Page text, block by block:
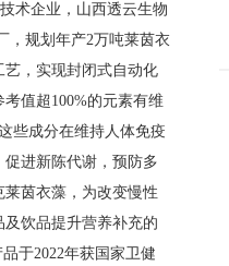
术企业，山西透云生物
，规划年产2万吨莱茵衣
艺，实现封闭式自动化
值超100%的元素有维
些成分在维持人体免疫
进新陈代谢，预防多
茵衣藻，为改变慢性
饮品提升营养补充的
于2022年获国家卫健